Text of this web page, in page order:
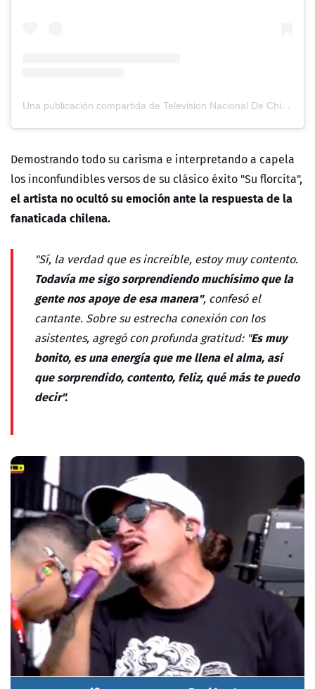
Una publicación compartida de Television Nacional De Chile (@tvn)
Demostrando todo su carisma e interpretando a capela
los inconfundibles versos de su clásico éxito "Su florcita",
el artista no ocultó su emoción ante la respuesta de la
fanaticada chilena.
"Sí, la verdad que es increíble, estoy muy contento.
Todavía me sigo sorprendiendo muchísimo que la
gente nos apoye de esa manera", confesó el
cantante. Sobre su estrecha conexión con los
asistentes, agregó con profunda gratitud: "Es muy
bonito, es una energía que me llena el alma, así
que sorprendido, contento, feliz, qué más te puedo
decir".